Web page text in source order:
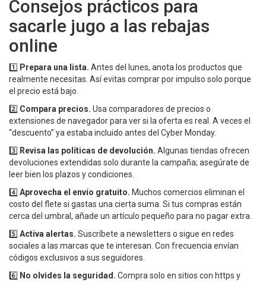
Consejos prácticos para
sacarle jugo a las rebajas
online
1️⃣ Prepara una lista. Antes del lunes, anota los productos que
realmente necesitas. Así evitas comprar por impulso solo porque
el precio está bajo.
2️⃣ Compara precios. Usa comparadores de precios o
extensiones de navegador para ver si la oferta es real. A veces el
“descuento” ya estaba incluido antes del Cyber Monday.
3️⃣ Revisa las políticas de devolución. Algunas tiendas ofrecen
devoluciones extendidas solo durante la campaña; asegúrate de
leer bien los plazos y condiciones.
4️⃣ Aprovecha el envío gratuito. Muchos comercios eliminan el
costo del flete si gastas una cierta suma. Si tus compras están
cerca del umbral, añade un artículo pequeño para no pagar extra.
5️⃣ Activa alertas. Suscríbete a newsletters o sigue en redes
sociales a las marcas que te interesan. Con frecuencia envían
códigos exclusivos a sus seguidores.
6️⃣ No olvides la seguridad. Compra solo en sitios con https y